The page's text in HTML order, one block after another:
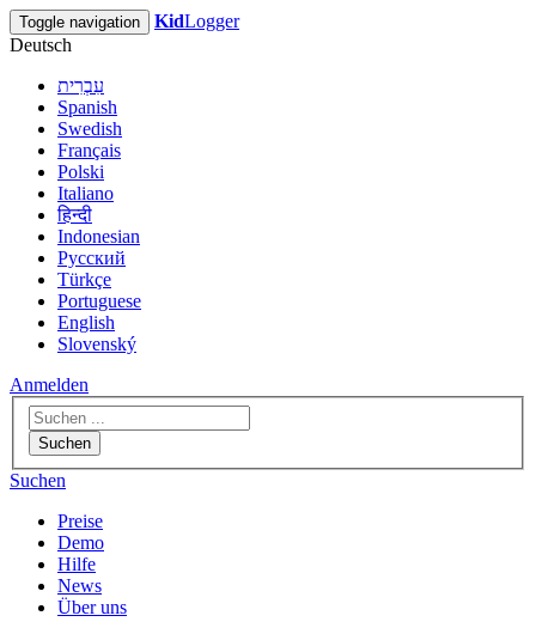
Toggle navigation KidLogger
Deutsch
עִבְרִית
Spanish
Swedish
Français
Polski
Italiano
हिन्दी
Indonesian
Русский
Türkçe
Portuguese
English
Slovenský
Anmelden
Suchen
Suchen
Preise
Demo
Hilfe
News
Über uns